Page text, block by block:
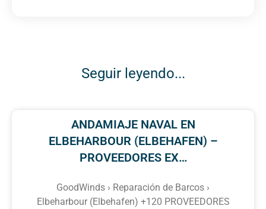
Seguir leyendo...
ANDAMIAJE NAVAL EN
ELBEHARBOUR (ELBEHAFEN) –
PROVEEDORES EX…
GoodWinds › Reparación de Barcos ›
Elbeharbour (Elbehafen) +120 PROVEEDORES